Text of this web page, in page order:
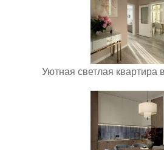
Уютная светлая квартира